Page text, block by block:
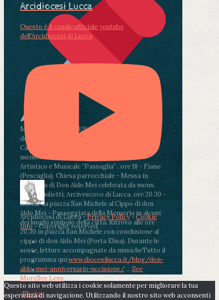
Martedì 4 agosto2026ore 11:30 - Lucca, Scuola
dell’Infanzia don Aldo Mei - Viale Castruccio
Castracani 435 - Inaugurazione murales in
memoria di don Aldo Mei curato dal Liceo
Artistico e Musicale “Passaglia” . ore 18 - Fiano
(Pescaglia), Chiesa parrocchiale - Messa in
memoria di Don Aldo Mei celebrata da mons.
Paolo Giulietti, Arcivescovo di Lucca. ore 20.30 -
Lucca, da piazza San Michele al Cippo di don
Aldo Mei - Passeggiata della Memoria in alcuni
dei luoghi simbolo della città. Ritrovo alle ore
20.30 in piazza San Michele con conclusione al
cippo di don Aldo Mei (Porta Elisa). Durante le
soste, letture accompagnate da musicheTutto il
programma qui:www.diocesilucca.it/blog/don-
aldo-mei-anniversario-uccisione/ ... See
MoreSee Less
Photo
Arcidiocesi Lucca
Questo è il canale ufficiale youtube
dell'Arcidiocesi di Lucca
Arcidiocesi di Lucca -Privacy Policy-Cookie
Info- Copyright reserved
Questo sito web utilizza i cookie solamente per migliorare la tua
esperienza di navigazione. Utilizzando il nostro sito web acconsenti